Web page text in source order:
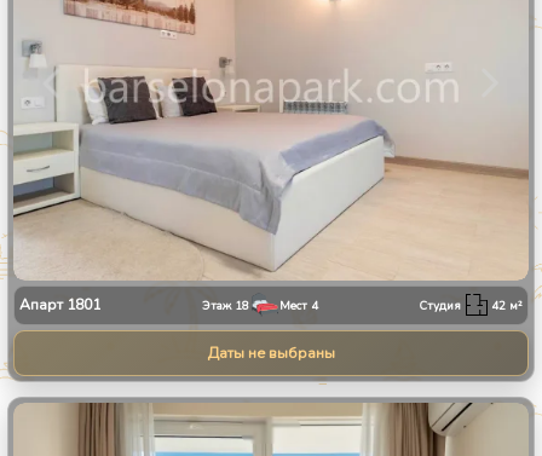
Апарт 1801 Этаж 18 Мест 4 Студия 42 м²
Даты не выбраны
1 30